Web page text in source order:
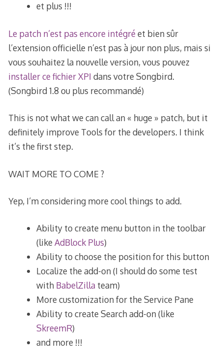
et plus !!!
Le patch n’est pas encore intégré et bien sûr
l’extension officielle n’est pas à jour non plus, mais si
vous souhaitez la nouvelle version, vous pouvez
installer ce fichier XPI dans votre Songbird.
(Songbird 1.8 ou plus recommandé)
This is not what we can call an « huge » patch, but it
definitely improve Tools for the developers. I think
it’s the first step.
WAIT MORE TO COME ?
Yep, I’m considering more cool things to add.
Ability to create menu button in the toolbar
(likeAdBlock Plus)
Ability to choose the position for this button
Localize the add-on (I should do some test
with BabelZilla team)
More customization for the Service Pane
Ability to create Search add-on (like
SkreemR)
and more !!!